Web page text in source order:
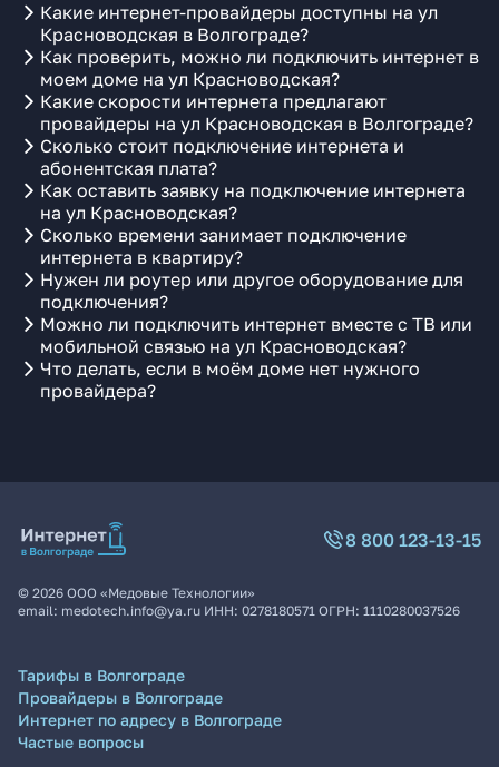
Какие интернет-провайдеры доступны на ул
Красноводская в Волгограде?
Как проверить, можно ли подключить интернет в
моем доме на ул Красноводская?
Какие скорости интернета предлагают
провайдеры на ул Красноводская в Волгограде?
Сколько стоит подключение интернета и
абонентская плата?
Как оставить заявку на подключение интернета
на ул Красноводская?
Сколько времени занимает подключение
интернета в квартиру?
Нужен ли роутер или другое оборудование для
подключения?
Можно ли подключить интернет вместе с ТВ или
мобильной связью на ул Красноводская?
Что делать, если в моём доме нет нужного
провайдера?
8 800 123-13-15
© 2026 ООО «Медовые Технологии»
email: medotech.info@ya.ru ИНН: 0278180571 ОГРН: 1110280037526
Тарифы в Волгограде
Провайдеры в Волгограде
Интернет по адресу в Волгограде
Частые вопросы